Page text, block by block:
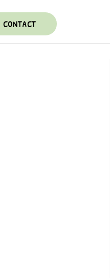
CONTACT